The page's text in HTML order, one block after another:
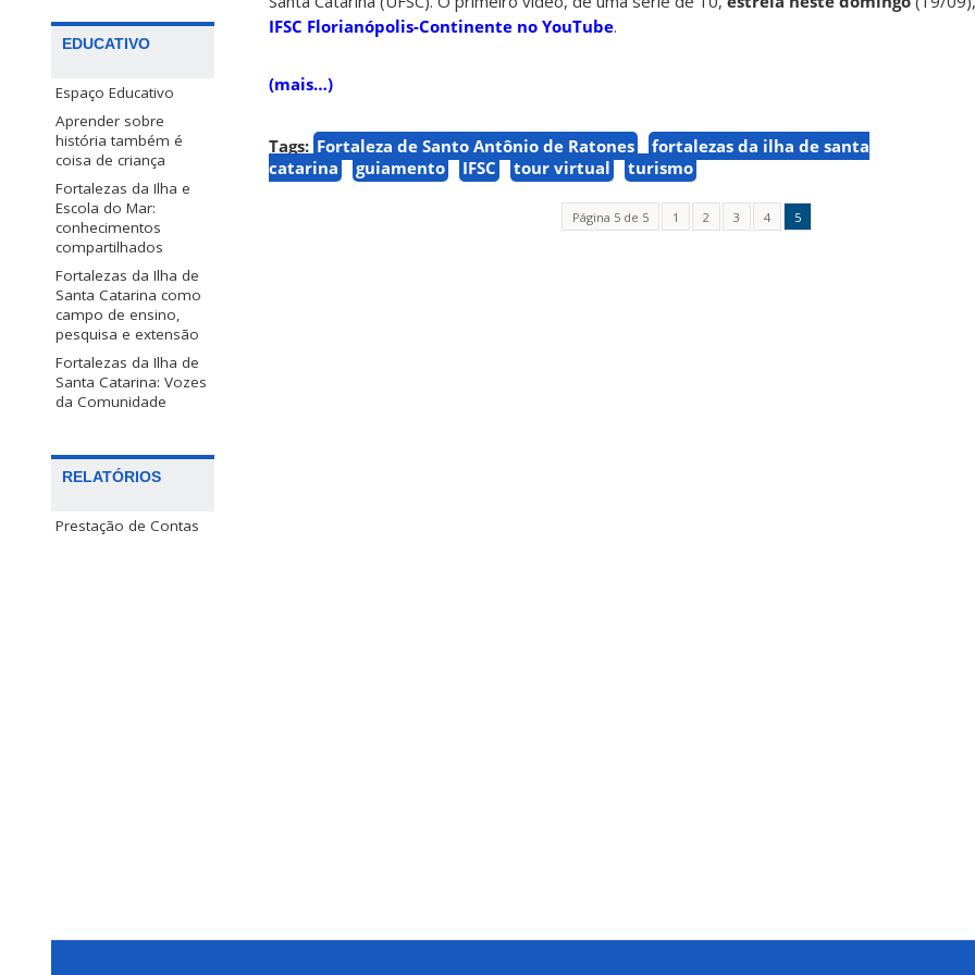
EDUCATIVO
Espaço Educativo
Aprender sobre
história também é
coisa de criança
Fortalezas da Ilha e
Escola do Mar:
conhecimentos
compartilhados
Fortalezas da Ilha de
Santa Catarina como
campo de ensino,
pesquisa e extensão
Fortalezas da Ilha de
Santa Catarina: Vozes
da Comunidade
RELATÓRIOS
Prestação de Contas
IFSC Florianópolis-Continente no YouTube.
(mais…)
Tags: Fortaleza de Santo Antônio de Ratones
fortalezas da ilha de santa
catarina
guiamento IFSC tour virtual turismo
Página 5 de 5 1 2 3 4 5